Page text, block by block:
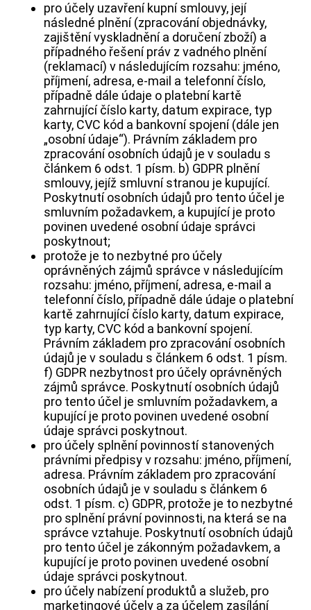
pro účely uzavření kupní smlouvy, její
následné plnění (zpracování objednávky,
zajištění vyskladnění a doručení zboží) a
případného řešení práv z vadného plnění
(reklamací) v následujícím rozsahu: jméno,
příjmení, adresa, e-mail a telefonní číslo,
případně dále údaje o platební kartě
zahrnující číslo karty, datum expirace, typ
karty, CVC kód a bankovní spojení (dále jen
„osobní údaje“). Právním základem pro
zpracování osobních údajů je v souladu s
článkem 6 odst. 1 písm. b) GDPR plnění
smlouvy, jejíž smluvní stranou je kupující.
Poskytnutí osobních údajů pro tento účel je
smluvním požadavkem, a kupující je proto
povinen uvedené osobní údaje správci
poskytnout;
protože je to nezbytné pro účely
oprávněných zájmů správce v následujícím
rozsahu: jméno, příjmení, adresa, e-mail a
telefonní číslo, případně dále údaje o platební
kartě zahrnující číslo karty, datum expirace,
typ karty, CVC kód a bankovní spojení.
Právním základem pro zpracování osobních
údajů je v souladu s článkem 6 odst. 1 písm.
f) GDPR nezbytnost pro účely oprávněných
zájmů správce. Poskytnutí osobních údajů
pro tento účel je smluvním požadavkem, a
kupující je proto povinen uvedené osobní
údaje správci poskytnout.
pro účely splnění povinností stanovených
právními předpisy v rozsahu: jméno, příjmení,
adresa. Právním základem pro zpracování
osobních údajů je v souladu s článkem 6
odst. 1 písm. c) GDPR, protože je to nezbytné
pro splnění právní povinnosti, na která se na
správce vztahuje. Poskytnutí osobních údajů
pro tento účel je zákonným požadavkem, a
kupující je proto povinen uvedené osobní
údaje správci poskytnout.
pro účely nabízení produktů a služeb, pro
marketingové účely a za účelem zasílání